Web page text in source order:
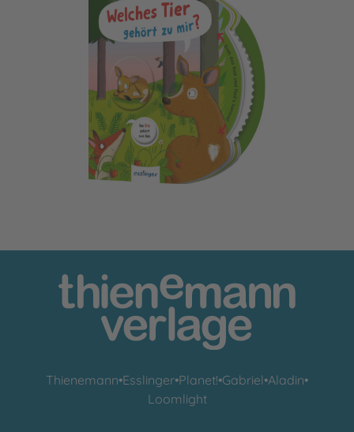
Dreh das Rad und find´s heraus!: Welches Tier gehört zu
Thienemann•Esslinger•Planet!•Gabriel•Aladin•
Loomlight